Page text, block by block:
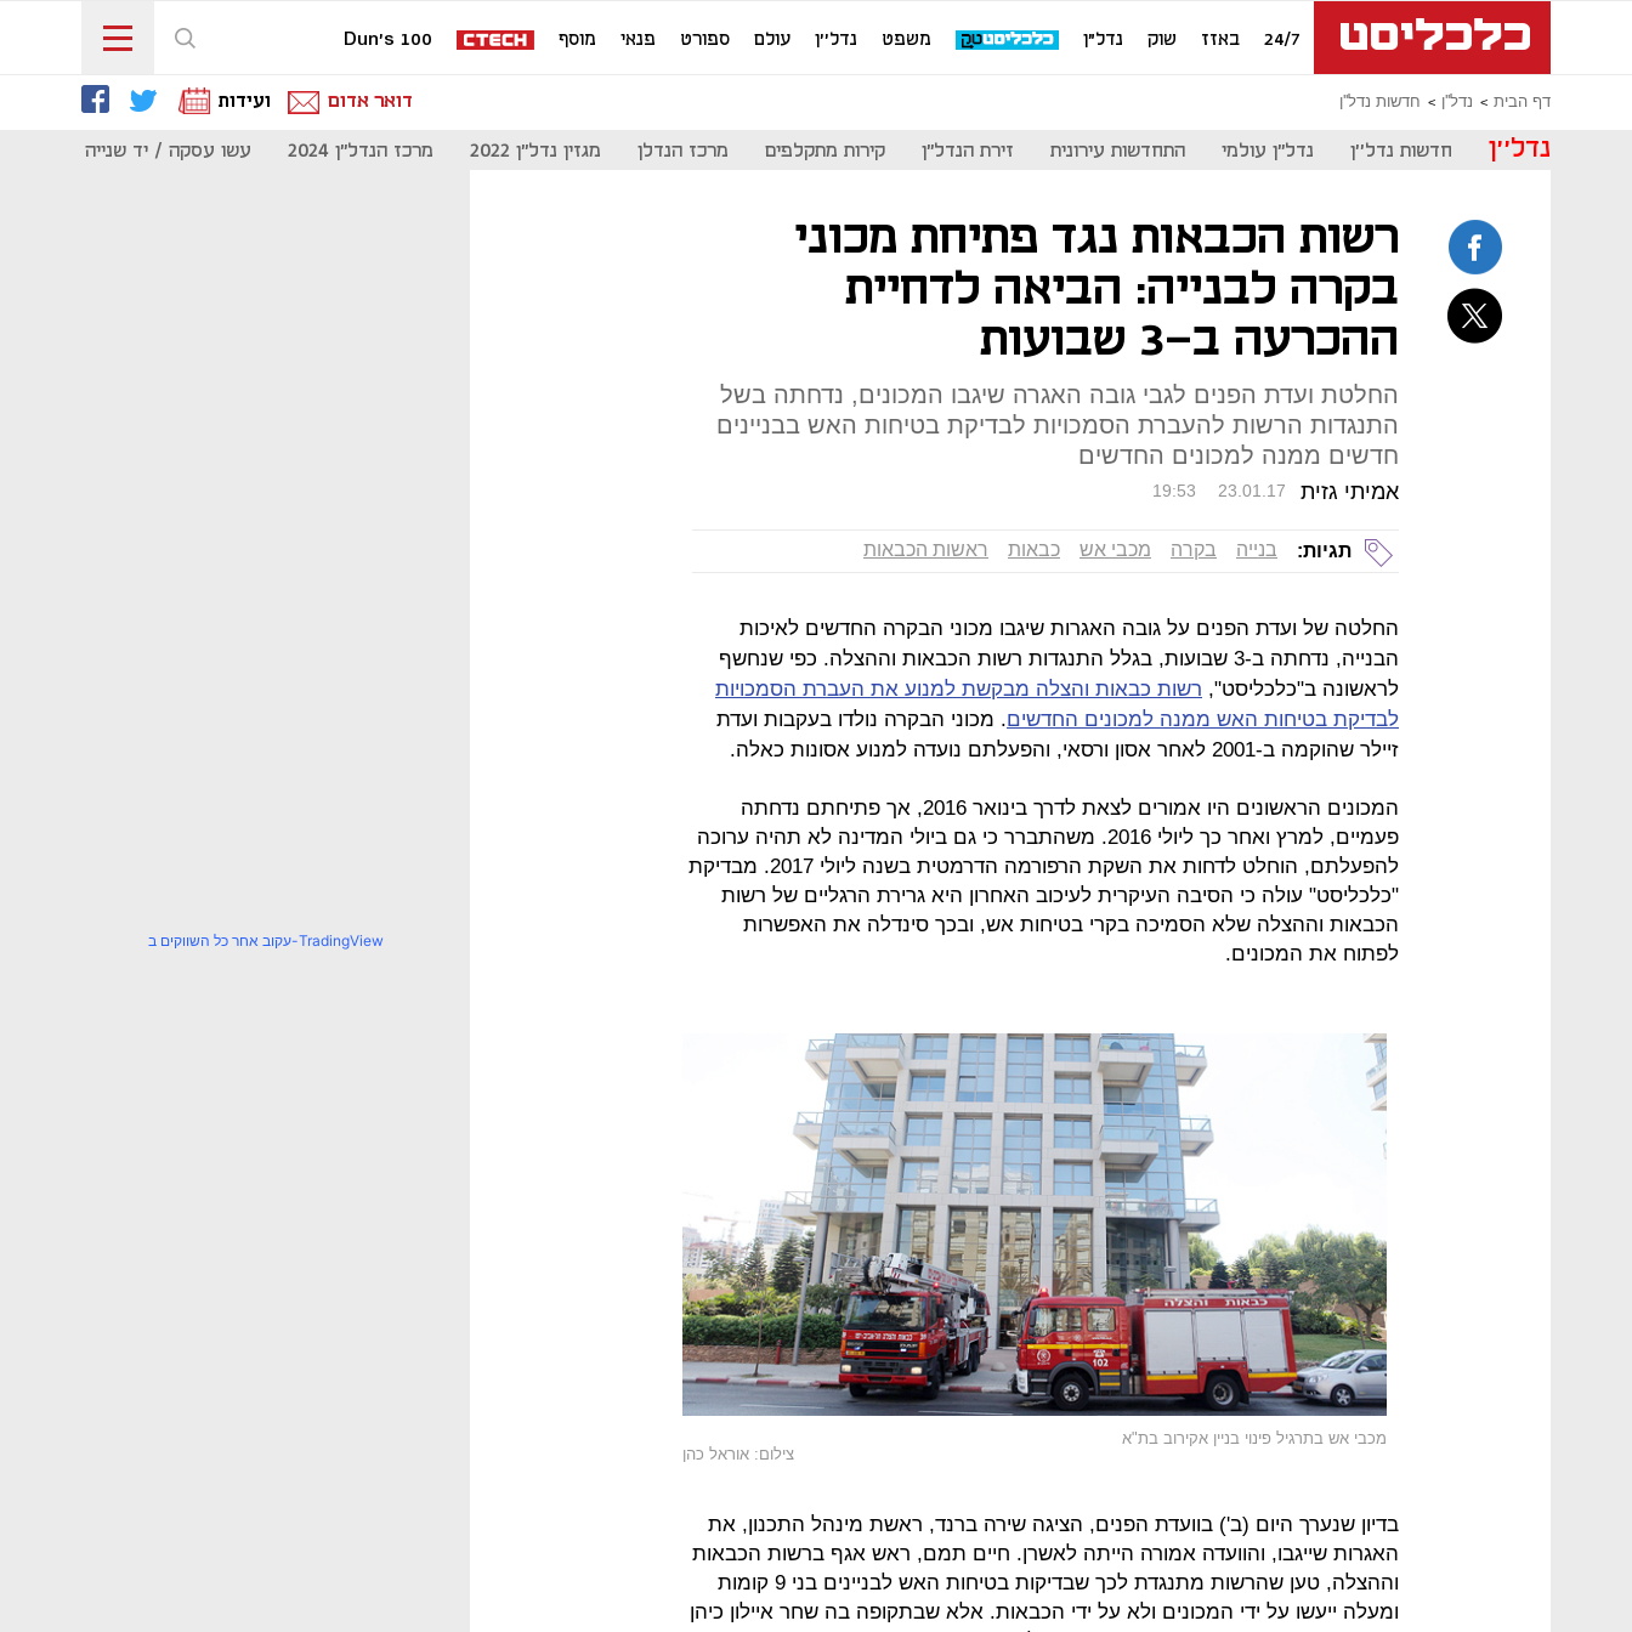
24/7 באזז שוק נדל"ן משפט נדל''ן עולם ספורט פנאי מוסף Dun's 100
דף הבית נדל''ן חדשות נדל''ן דואר אדום ועידות
נדל''ן חדשות נדל''ן נדל"ן עולמי התחדשות עירונית זירת הנדל"ן קירות מתקלפים מרכז הנדלן מגזין נדל"ן 2022 מרכז הנדל"ן 2024 עשו עסקה / יד שנייה
רשות הכבאות נגד פתיחת מכוני
בקרה לבנייה: הביאה לדחיית
ההכרעה ב-3 שבועות
החלטת ועדת הפנים לגבי גובה האגרה שיגבו המכונים, נדחתה בשל
התנגדות הרשות להעברת הסמכויות לבדיקת בטיחות האש בבניינים
חדשים ממנה למכונים החדשים
אמיתי גזית 19:53 23.01.17
תגיות: בנייה בקרה מכבי אש כבאות ראשות הכבאות
החלטה של ועדת הפנים על גובה האגרות שיגבו מכוני הבקרה החדשים לאיכות
הבנייה, נדחתה ב-3 שבועות, בגלל התנגדות רשות הכבאות וההצלה. כפי שנחשף
לראשונה ב"כלכליסט", רשות כבאות והצלה מבקשת למנוע את העברת הסמכויות
לבדיקת בטיחות האש ממנה למכונים החדשים. מכוני הבקרה נולדו בעקבות ועדת
זיילר שהוקמה ב-2001 לאחר אסון ורסאי, והפעלתם נועדה למנוע אסונות כאלה.
המכונים הראשונים היו אמורים לצאת לדרך בינואר 2016, אך פתיחתם נדחתה
פעמיים, למרץ ואחר כך ליולי 2016. משהתברר כי גם ביולי המדינה לא תהיה ערוכה
להפעלתם, הוחלט לדחות את השקת הרפורמה הדרמטית בשנה ליולי 2017. מבדיקת
"כלכליסט" עולה כי הסיבה העיקרית לעיכוב האחרון היא גרירת הרגליים של רשות
הכבאות וההצלה שלא הסמיכה בקרי בטיחות אש, ובכך סינדלה את האפשרות
לפתוח את המכונים.
מכבי אש בתרגיל פינוי בניין אקירוב בת"א
צילום: אוראל כהן
בדיון שנערך היום (ב') בוועדת הפנים, הציגה שירה ברנד, ראשת מינהל התכנון, את
האגרות שייגבו, והוועדה אמורה הייתה לאשרן. חיים תמם, ראש אגף ברשות הכבאות
וההצלה, טען שהרשות מתנגדת לכך שבדיקות בטיחות האש לבניינים בני 9 קומות
ומעלה ייעשו על ידי המכונים ולא על ידי הכבאות. אלא שבתקופה בה שחר איילון כיהן
עקוב אחר כל השווקים ב-TradingView